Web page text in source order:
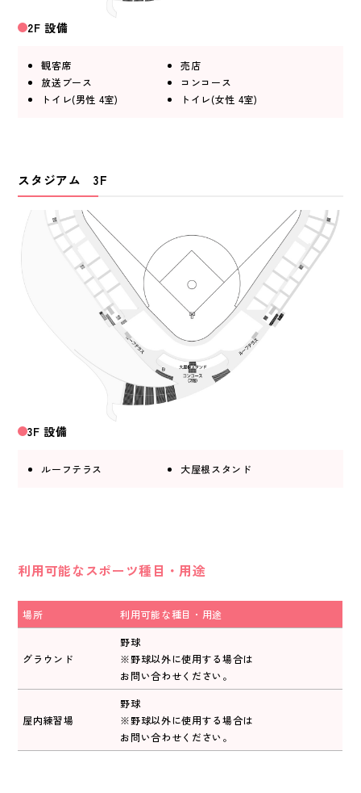
2F 設備
観客席
売店
放送ブース
コンコース
トイレ(男性 4室)
トイレ(女性 4室)
スタジアム 3F
3F 設備
ルーフテラス 大屋根スタンド
利用可能なスポーツ種目・用途
場所 利用可能な種目・用途
グラウンド
野球
※野球以外に使用する場合は
お問い合わせください。
屋内練習場
野球
※野球以外に使用する場合は
お問い合わせください。